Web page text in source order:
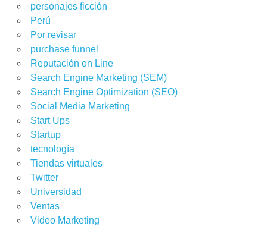
personajes ficción
Perú
Por revisar
purchase funnel
Reputación on Line
Search Engine Marketing (SEM)
Search Engine Optimization (SEO)
Social Media Marketing
Start Ups
Startup
tecnología
Tiendas virtuales
Twitter
Universidad
Ventas
Video Marketing